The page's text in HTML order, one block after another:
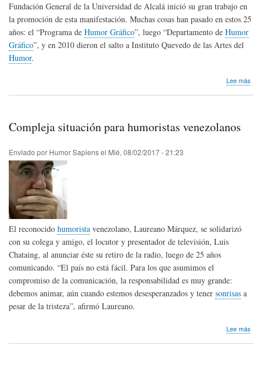
Fundación General de la Universidad de Alcalá inició su gran trabajo en
la promoción de esta manifestación. Muchas cosas han pasado en estos 25
años: el “Programa de Humor Gráfico”, luego “Departamento de Humor
Gráfico”, y en 2010 dieron el salto a Instituto Quevedo de las Artes del
Humor.
Lee más
Compleja situación para humoristas venezolanos
Enviado por Humor Sapiensel Mié, 08/02/2017 - 21:23
El reconocido humorista venezolano, Laureano Márquez, se solidarizó
con su colega y amigo, el locutor y presentador de televisión, Luis
Chataing, al anunciar éste su retiro de la radio, luego de 25 años
comunicando. “El país no está fácil. Para los que asumimos el
compromiso de la comunicación, la responsabilidad es muy grande:
debemos animar, aún cuando estemos desesperanzados y tener sonrisas a
pesar de la tristeza”, afirmó Laureano.
Lee más